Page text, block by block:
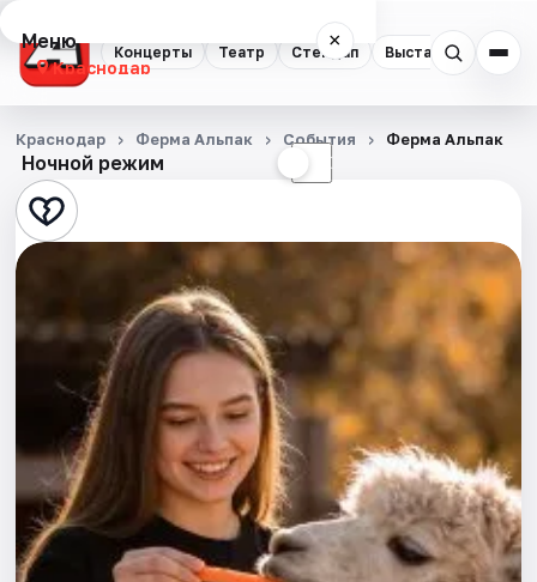
Концерты Театр Стендап Выставки
Меню ×
Краснодар
Концерты
Театр
Стендап
Экскурсии
Спорт
События
Ночной режим ☾
Краснодар Ферма Альпак События Ферма Альпак